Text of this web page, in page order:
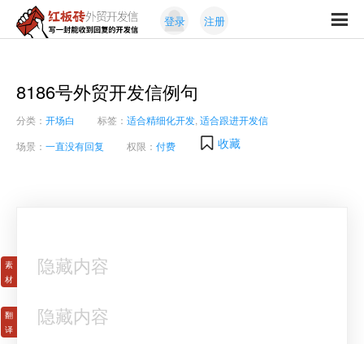
红
外
贸
开
发
信
封
能
收
到
登录 注册
8186号外贸开发信例句
分类： 开场白 标签： 适合精细化开发 适合跟进开发信
场景： 一直没有回复 权限： 付费 收藏
隐藏内容
隐藏内容